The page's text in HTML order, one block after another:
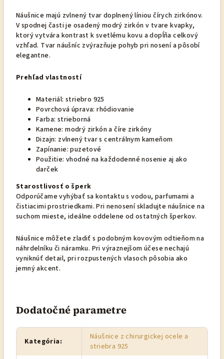
Náušnice majú zvlnený tvar doplnený líniou čírych zirkónov.
V spodnej časti je osadený modrý zirkón v tvare kvapky,
ktorý vytvára kontrast k svetlému kovu a dopĺňa celkový
vzhľad. Tvar náušníc zvýrazňuje pohyb pri nosení a pôsobí
elegantne.
Prehľad vlastností
Materiál: striebro 925
Povrchová úprava: rhódiovanie
Farba: strieborná
Kamene: modrý zirkón a číre zirkóny
Dizajn: zvlnený tvar s centrálnym kameňom
Zapínanie: puzetové
Použitie: vhodné na každodenné nosenie aj ako
darček
Starostlivosť o šperk
Odporúčame vyhýbať sa kontaktu s vodou, parfumami a
čistiacimi prostriedkami. Pri nenosení skladujte náušnice na
suchom mieste, ideálne oddelene od ostatných šperkov.
Náušnice môžete zladiť s podobným kovovým odtieňom na
náhrdelníku či náramku. Pri výraznejšom účese nechajú
vyniknúť detail, pri rozpustených vlasoch pôsobia ako
jemný akcent.
Dodatočné parametre
Kategória:
Náušnice z chirurgickej ocele a
striebra 925